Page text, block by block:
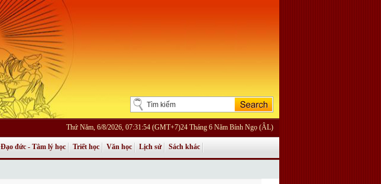
Thứ Năm, 6/8/2026, 07:31:54 (GMT+7)24 Tháng 6 Năm Bính Ngọ (ÂL)
Đạo đức - Tâm lý học Triết học Văn học Lịch sử Sách khác